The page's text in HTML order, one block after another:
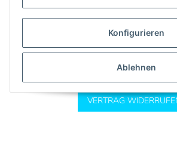
Konfigurieren
Ablehnen
* Alle Preise inkl. gesetzlicher USt.,
VERTRAG